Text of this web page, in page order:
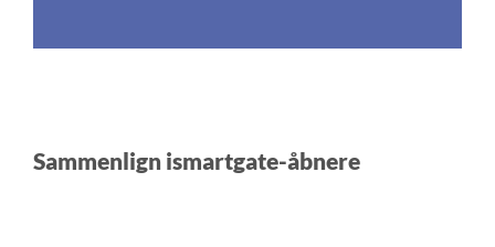
Sammenlign ismartgate-åbnere